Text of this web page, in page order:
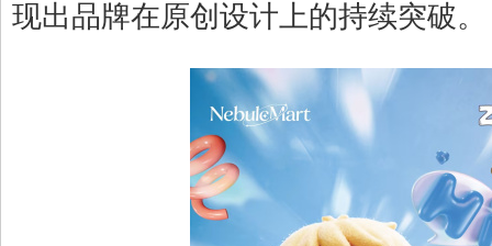
现出品牌在原创设计上的持续突破。